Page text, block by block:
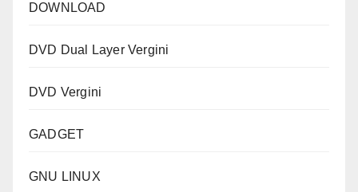
DOWNLOAD
DVD Dual Layer Vergini
DVD Vergini
GADGET
GNU LINUX